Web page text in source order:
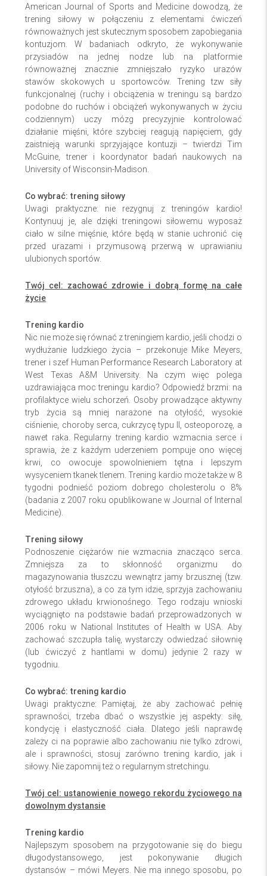
American Journal of Sports and Medicine dowodzą, że
trening siłowy w połączeniu z elementami ćwiczeń
równoważnych jest skutecznym sposobem zapobiegania
kontuzjom. W badaniach odkryto, że wykonywanie
przysiadów na jednej nodze lub na platformie
równoważnej znacznie zmniejszało ryzyko urazów
stawów skokowych u sportowców. Trening tzw siły
funkcjonalnej (ruchy i obciążenia w treningu są bardzo
podobne do ruchów i obciążeń wykonywanych w życiu
codziennym) uczy mózg precyzyjnie kontrolować
działanie mięśni, które szybciej reagują napięciem, gdy
zaistnieją warunki sprzyjające kontuzji – twierdzi Tim
McGuine, trener i koordynator badań naukowych na
University of Wisconsin-Madison.
Co wybrać: trening siłowy
Uwagi praktyczne: nie rezygnuj z treningów kardio!
Kontynuuj je, ale dzięki treningowi siłowemu wyposaż
ciało w silne mięśnie, które będą w stanie uchronić cię
przed urazami i przymusową przerwą w uprawianiu
ulubionych sportów.
Twój cel: zachować zdrowie i dobrą formę na całe
życie
Trening kardio
Nic nie może się równać z treningiem kardio, jeśli chodzi o
wydłużanie ludzkiego życia – przekonuje Mike Meyers,
trener i szef Human Performance Research Laboratory at
West Texas A&M University. Na czym więc polega
uzdrawiająca moc treningu kardio? Odpowiedź brzmi: na
profilaktyce wielu schorzeń. Osoby prowadzące aktywny
tryb życia są mniej narażone na otyłość, wysokie
ciśnienie, choroby serca, cukrzycę typu II, osteoporozę, a
nawet raka. Regularny trening kardio wzmacnia serce i
sprawia, że z każdym uderzeniem pompuje ono więcej
krwi, co owocuje spowolnieniem tętna i lepszym
wysyceniem tkanek tlenem. Trening kardio może także w 8
tygodni podnieść poziom dobrego cholesterolu o 8%
(badania z 2007 roku opublikowane w Journal of Internal
Medicine).
Trening siłowy
Podnoszenie ciężarów nie wzmacnia znacząco serca.
Zmniejsza za to skłonność organizmu do
magazynowania tłuszczu wewnątrz jamy brzusznej (tzw.
otyłość brzuszna), a co za tym idzie, sprzyja zachowaniu
zdrowego układu krwionośnego. Tego rodzaju wnioski
wyciągnięto na podstawie badań przeprowadzonych w
2006 roku w National Institutes of Health w USA. Aby
zachować szczupła talię, wystarczy odwiedzać siłownię
(lub ćwiczyć z hantlami w domu) jedynie 2 razy w
tygodniu.
Co wybrać: trening kardio
Uwagi praktyczne: Pamiętaj, że aby zachować pełnię
sprawności, trzeba dbać o wszystkie jej aspekty: siłę,
kondycję i elastyczność ciała. Dlatego jeśli naprawdę
zależy ci na poprawie albo zachowaniu nie tylko zdrowi,
ale i sprawności, stosuj zarówno trening kardio, jak i
siłowy. Nie zapomnij też o regularnym stretchingu.
Twój cel: ustanowienie nowego rekordu życiowego na
dowolnym dystansie
Trening kardio
Najlepszym sposobem na przygotowanie się do biegu
długodystansowego, jest pokonywanie długich
dystansów – mówi Meyers. Nie ma innego sposobu, po